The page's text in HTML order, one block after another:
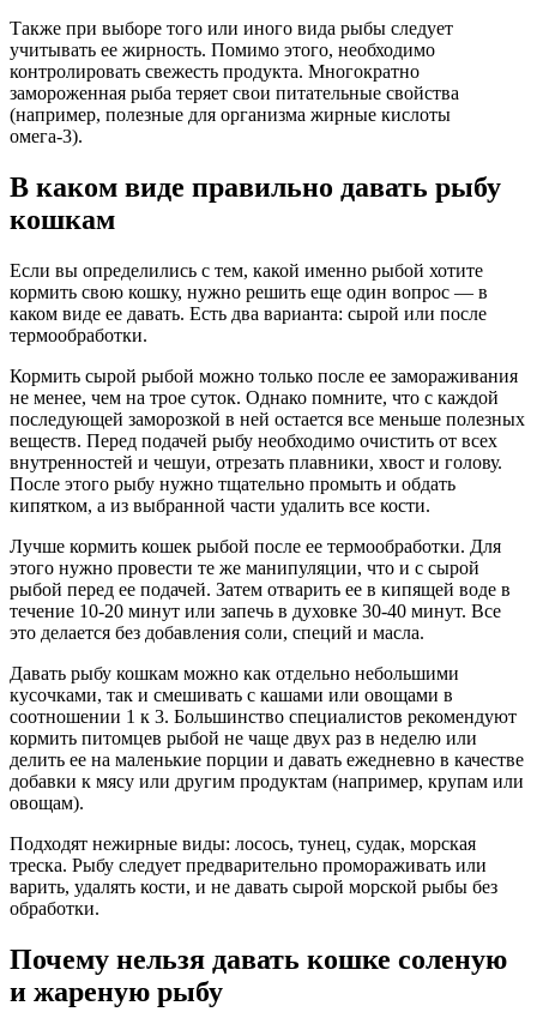
Также при выборе того или иного вида рыбы следует
учитывать ее жирность. Помимо этого, необходимо
контролировать свежесть продукта. Многократно
замороженная рыба теряет свои питательные свойства
(например, полезные для организма жирные кислоты
омега-3).
В каком виде правильно давать рыбу
кошкам
Если вы определились с тем, какой именно рыбой хотите
кормить свою кошку, нужно решить еще один вопрос — в
каком виде ее давать. Есть два варианта: сырой или после
термообработки.
Кормить сырой рыбой можно только после ее замораживания
не менее, чем на трое суток. Однако помните, что с каждой
последующей заморозкой в ней остается все меньше полезных
веществ. Перед подачей рыбу необходимо очистить от всех
внутренностей и чешуи, отрезать плавники, хвост и голову.
После этого рыбу нужно тщательно промыть и обдать
кипятком, а из выбранной части удалить все кости.
Лучше кормить кошек рыбой после ее термообработки. Для
этого нужно провести те же манипуляции, что и с сырой
рыбой перед ее подачей. Затем отварить ее в кипящей воде в
течение 10-20 минут или запечь в духовке 30-40 минут. Все
это делается без добавления соли, специй и масла.
Давать рыбу кошкам можно как отдельно небольшими
кусочками, так и смешивать с кашами или овощами в
соотношении 1 к 3. Большинство специалистов рекомендуют
кормить питомцев рыбой не чаще двух раз в неделю или
делить ее на маленькие порции и давать ежедневно в качестве
добавки к мясу или другим продуктам (например, крупам или
овощам).
Подходят нежирные виды: лосось, тунец, судак, морская
треска. Рыбу следует предварительно промораживать или
варить, удалять кости, и не давать сырой морской рыбы без
обработки.
Почему нельзя давать кошке соленую
и жареную рыбу